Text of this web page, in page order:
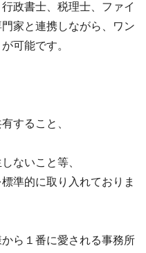
政書士、税理士、ファイ
家と連携しながら、ワン
可能です。
すること、
ないこと等、
準的に取り入れておりま
ら１番に愛される事務所